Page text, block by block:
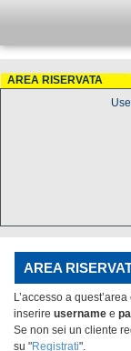
AREA RISERVATA
AREA
L’accesso a
inserire username e
Se non sei un cliente
su "Registrati".